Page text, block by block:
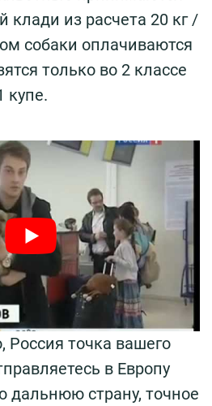
клади из расчета 20 кг /
собаки оплачиваются
только во 2 классе
купе.
точка вашего
в Европу
дальнюю страну, точное